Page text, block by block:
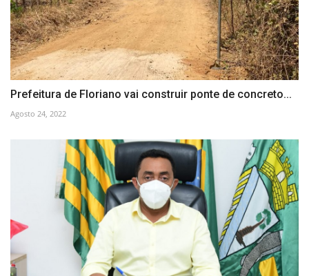
Prefeitura de Floriano vai construir ponte de concreto...
Agosto 24, 2022